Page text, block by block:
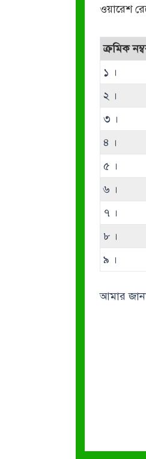
ওয়ারেশ
ক্রমিক
১ ।
২ ।
৩ ।
৪ ।
৫ ।
৬ ।
৭ ।
৮ ।
৯ ।
আমার